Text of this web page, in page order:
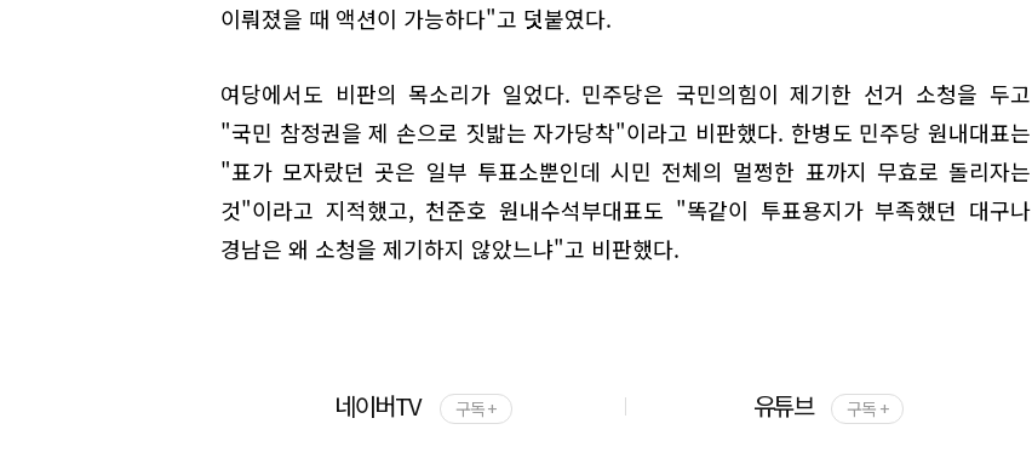
이뤄졌을 때 액션이 가능하다"고 덧붙였다.
여당에서도 비판의 목소리가 일었다. 민주당은 국민의힘이 제기한 선거 소청을 두고
"국민 참정권을 제 손으로 짓밟는 자가당착"이라고 비판했다. 한병도 민주당 원내대표는
"표가 모자랐던 곳은 일부 투표소뿐인데 시민 전체의 멀쩡한 표까지 무효로 돌리자는
것"이라고 지적했고, 천준호 원내수석부대표도 "똑같이 투표용지가 부족했던 대구나
경남은 왜 소청을 제기하지 않았느냐"고 비판했다.
네이버TV 구독 + 유튜브 구독 +